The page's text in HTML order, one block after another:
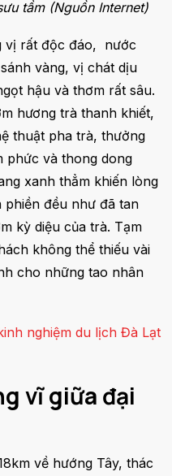
tầm (Nguồn Internet)
vị rất độc đáo, nước
vàng, vị chát dịu
hậu và thơm rất sâu.
hương trà thanh khiết,
thuật pha trà, thưởng
phức và thong dong
xanh thẳm khiến lòng
đều như đã tan
kỳ diệu của trà. Tạm
không thể thiếu vài
cho những tao nhân
nghiệm du lịch Đà Lạt
vĩ giữa đại
về hướng Tây, thác